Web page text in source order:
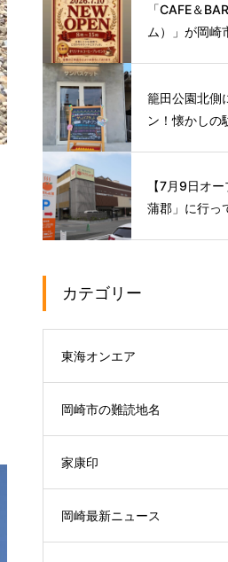
「CAFE＆
ム）」が岡崎
籠田公園北側
ン！懐かしの
【7月9日オ
蒲郡」に行っ
カテゴリー
東海オンエア
岡崎市の難読地名
家康印
岡崎最新ニュース